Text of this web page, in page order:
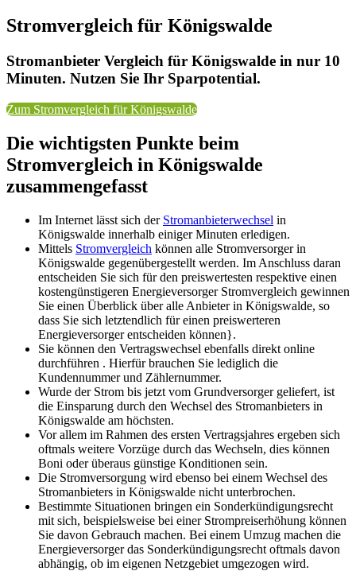
Stromvergleich für Königswalde
Stromanbieter Vergleich für Königswalde in nur 10
Minuten. Nutzen Sie Ihr Sparpotential.
Zum Stromvergleich für Königswalde
Die wichtigsten Punkte beim
Stromvergleich in Königswalde
zusammengefasst
Im Internet lässt sich der Stromanbieterwechsel in
Königswalde innerhalb einiger Minuten erledigen.
Mittels Stromvergleich können alle Stromversorger in
Königswalde gegenübergestellt werden. Im Anschluss daran
entscheiden Sie sich für den preiswertesten respektive einen
kostengünstigeren Energieversorger Stromvergleich gewinnen
Sie einen Überblick über alle Anbieter in Königswalde, so
dass Sie sich letztendlich für einen preiswerteren
Energieversorger entscheiden können}.
Sie können den Vertragswechsel ebenfalls direkt online
durchführen . Hierfür brauchen Sie lediglich die
Kundennummer und Zählernummer.
Wurde der Strom bis jetzt vom Grundversorger geliefert, ist
die Einsparung durch den Wechsel des Stromanbieters in
Königswalde am höchsten.
Vor allem im Rahmen des ersten Vertragsjahres ergeben sich
oftmals weitere Vorzüge durch das Wechseln, dies können
Boni oder überaus günstige Konditionen sein.
Die Stromversorgung wird ebenso bei einem Wechsel des
Stromanbieters in Königswalde nicht unterbrochen.
Bestimmte Situationen bringen ein Sonderkündigungsrecht
mit sich, beispielsweise bei einer Strompreiserhöhung können
Sie davon Gebrauch machen. Bei einem Umzug machen die
Energieversorger das Sonderkündigungsrecht oftmals davon
abhängig, ob im eigenen Netzgebiet umgezogen wird.